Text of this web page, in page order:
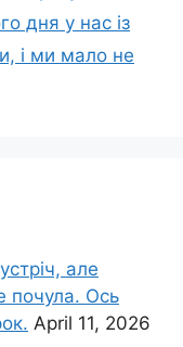
дня у нас із
і ми мало не
але
почула. Ось
April 11, 2026